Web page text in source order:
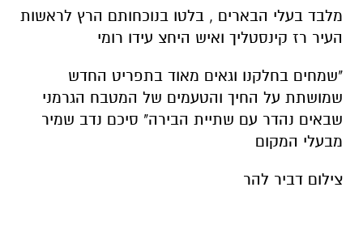
מלבד בעלי הבארים , בלטו בנוכחותם הרץ לראשות
העיר רז קינסטליך ואיש היחצ עידו רומי
"שמחים בחלקנו וגאים מאוד בתפריט החדש
שמושתת על החיך והטעמים של המטבח הגרמני
שבאים נהדר עם שתיית הבירה" סיכם נדב שמיר
מבעלי המקום
צילום דביר להר